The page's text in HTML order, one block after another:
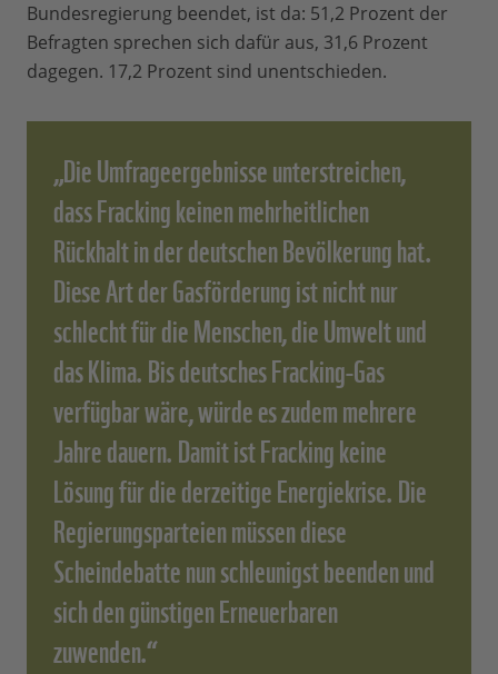
Bundesregierung beendet, ist da: 51,2 Prozent der
Befragten sprechen sich dafür aus, 31,6 Prozent
dagegen. 17,2 Prozent sind unentschieden.
„Die Umfrageergebnisse unterstreichen,
dass Fracking keinen mehrheitlichen
Rückhalt in der deutschen Bevölkerung hat.
Diese Art der Gasförderung ist nicht nur
schlecht für die Menschen, die Umwelt und
das Klima. Bis deutsches Fracking-Gas
verfügbar wäre, würde es zudem mehrere
Jahre dauern. Damit ist Fracking keine
Lösung für die derzeitige Energiekrise. Die
Regierungsparteien müssen diese
Scheindebatte nun schleunigst beenden und
sich den günstigen Erneuerbaren
zuwenden.“